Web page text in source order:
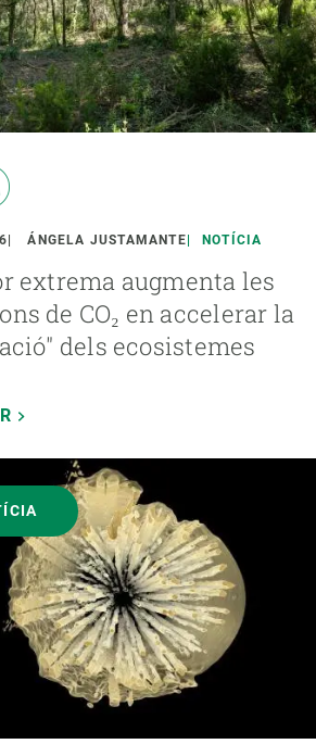
ÁNGELA JUSTAMANTE NOTÍCIA
extrema augmenta les
de CO₂ en accelerar la
dels ecosistemes